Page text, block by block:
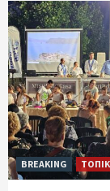
BREAKING